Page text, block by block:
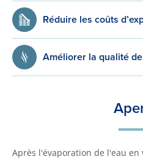
Réduire les coûts
Améliorer la qualité
Après l'évaporation de l'eau